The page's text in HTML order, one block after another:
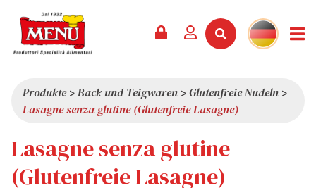
KATALOG
SERVICES
NEUHEITEN
PRÄMIEN
PRESSESCHAU
ÜBER UNS
QUALITÄT
WERTE
INTERESSANTES
Produkte>Back und Teigwaren >Glutenfreie Nudeln >
Lasagne senza glutine (Glutenfreie Lasagne)
Lasagne senza glutine
(Glutenfreie Lasagne)